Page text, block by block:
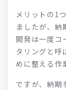
メリットの1
ましたが、納
開発は一度コ
タリングと呼
めに整える作
ですが、納期